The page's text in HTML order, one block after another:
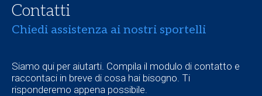
Contatti
Chiedi assistenza ai nostri sportelli
Siamo qui per aiutarti. Compila il modulo di contatto e
raccontaci in breve di cosa hai bisogno. Ti
risponderemo appena possibile.